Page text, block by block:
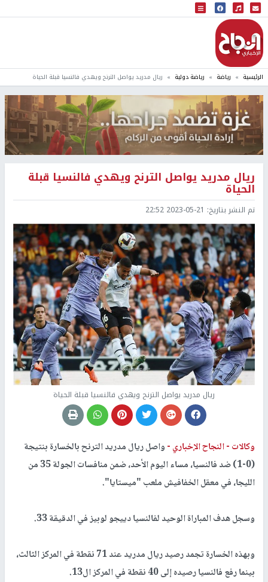
البث المباشر
إذاعة النجاح
الرئيسية رياضة رياضة دولية ريال مدريد يواصل الترنح ويهدي فالنسيا قبلة الحياة
ريال مدريد يواصل الترنح ويهدي فالنسيا قبلة
الحياة
تم النشر بتاريخ: 2023-05-21 22:52
ريال مدريد يواصل الترنح ويهدي فالنسيا قبلة الحياة
وكالات -النجاح الإخباري -واصل ريال مدريد الترنح بالخسارة بنتيجة
(0-1) ضد فالنسيا، مساء اليوم الأحد، ضمن منافسات الجولة 35 من
الليجا، في معقل الخفافيش ملعب "ميستايا".
وسجل هدف المباراة الوحيد لفالنسيا دييجو لوبيز في الدقيقة 33.
وبهذه الخسارة تجمد رصيد ريال مدريد عند 71 نقطة في المركز الثالث،
بينما رفع فالنسيا رصيده إلى 40 نقطة في المركز ال13.